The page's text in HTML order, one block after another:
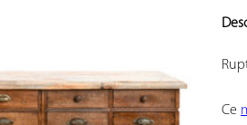
COEUR
Ce